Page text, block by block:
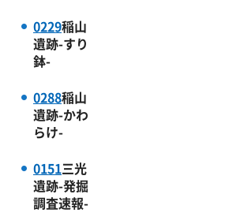
0229稲山
遺跡-すり
鉢-
0288稲山
遺跡-かわ
らけ-
0151三光
遺跡-発掘
調査速報-